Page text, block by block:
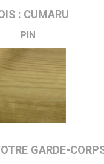
: CUMARU
PIN
GARDE-